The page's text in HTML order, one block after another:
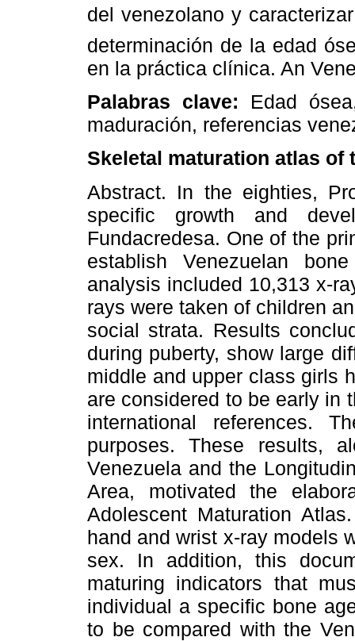
del venezolano y
determinación de la edad
en la práctica clínica. An
Palabras clave: Edad
maduración, referencias
Skeletal maturation atlas of
Abstract. In the eighties,
specific growth and
Fundacredesa. One of the
establish Venezuelan
analysis included 10,313 x-
rays were taken of children
social strata. Results
during puberty, show large
middle and upper class girls
are considered to be early in
international references.
purposes. These results,
Venezuela and the
Area, motivated the
Adolescent Maturation
hand and wrist x-ray models
sex. In addition, this
maturing indicators that
individual a specific bone
to be compared with the